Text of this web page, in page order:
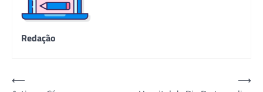
Redação
Navegação
⟵
⟶